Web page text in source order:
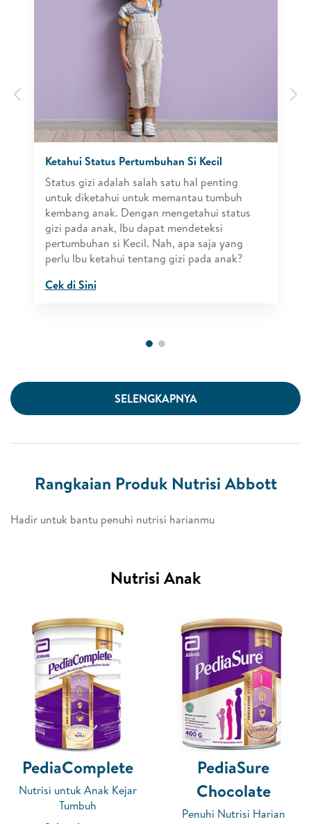
Ketahui Status Pertumbuhan Si Kecil
Status gizi adalah salah satu hal penting
untuk diketahui untuk memantau tumbuh
kembang anak. Dengan mengetahui status
gizi pada anak, Ibu dapat mendeteksi
pertumbuhan si Kecil. Nah, apa saja yang
perlu Ibu ketahui tentang gizi pada anak?
Cek di Sini
SELENGKAPNYA
Rangkaian Produk Nutrisi Abbott
Hadir untuk bantu penuhi nutrisi harianmu
Nutrisi Anak
PediaComplete
Nutrisi untuk Anak Kejar
Tumbuh
PediaSure
Chocolate
Penuhi Nutrisi Harian